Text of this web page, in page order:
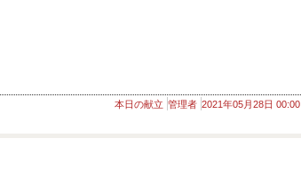
本日の献立 管理者 2021年05月28日 00:00